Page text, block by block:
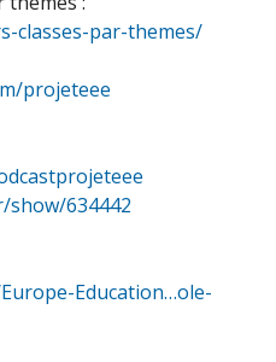
classes-par-themes/
projeteee
show/634442
Education…ole-